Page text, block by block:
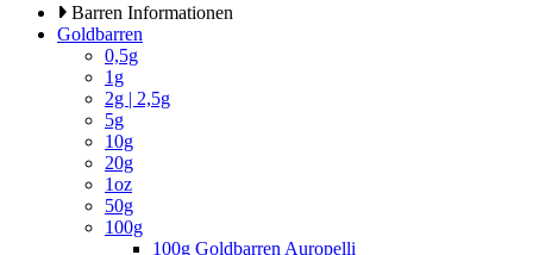
Barren Informationen
Goldbarren
0,5g
1g
2g | 2,5g
5g
10g
20g
1oz
50g
100g
100g Goldbarren Auropelli